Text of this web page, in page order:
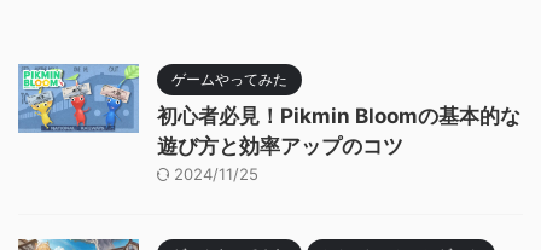
ゲームやってみた
初心者必見！Pikmin Bloomの基本的な
遊び方と効率アップのコツ
2024/11/25